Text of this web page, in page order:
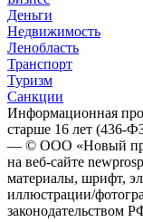
Деньги
Недвижимость
Ленобласть
Транспорт
Туризм
Санкции
Информационная
старше 16 лет (436-
— © ООО «Новый
на веб-сайте
материалы, шрифт,
иллюстрации/
законодательством